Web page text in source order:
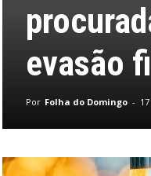
evasão
Por Folha do Domingo -